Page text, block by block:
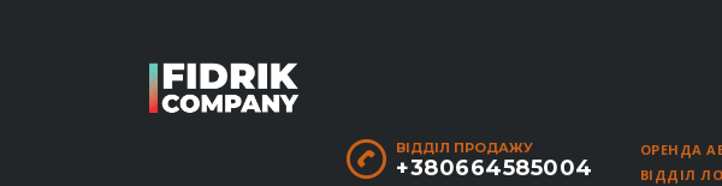
ОРЕНДА
ВІДДІЛ
ВІДДІЛ ПРОДАЖУ
+380664585004